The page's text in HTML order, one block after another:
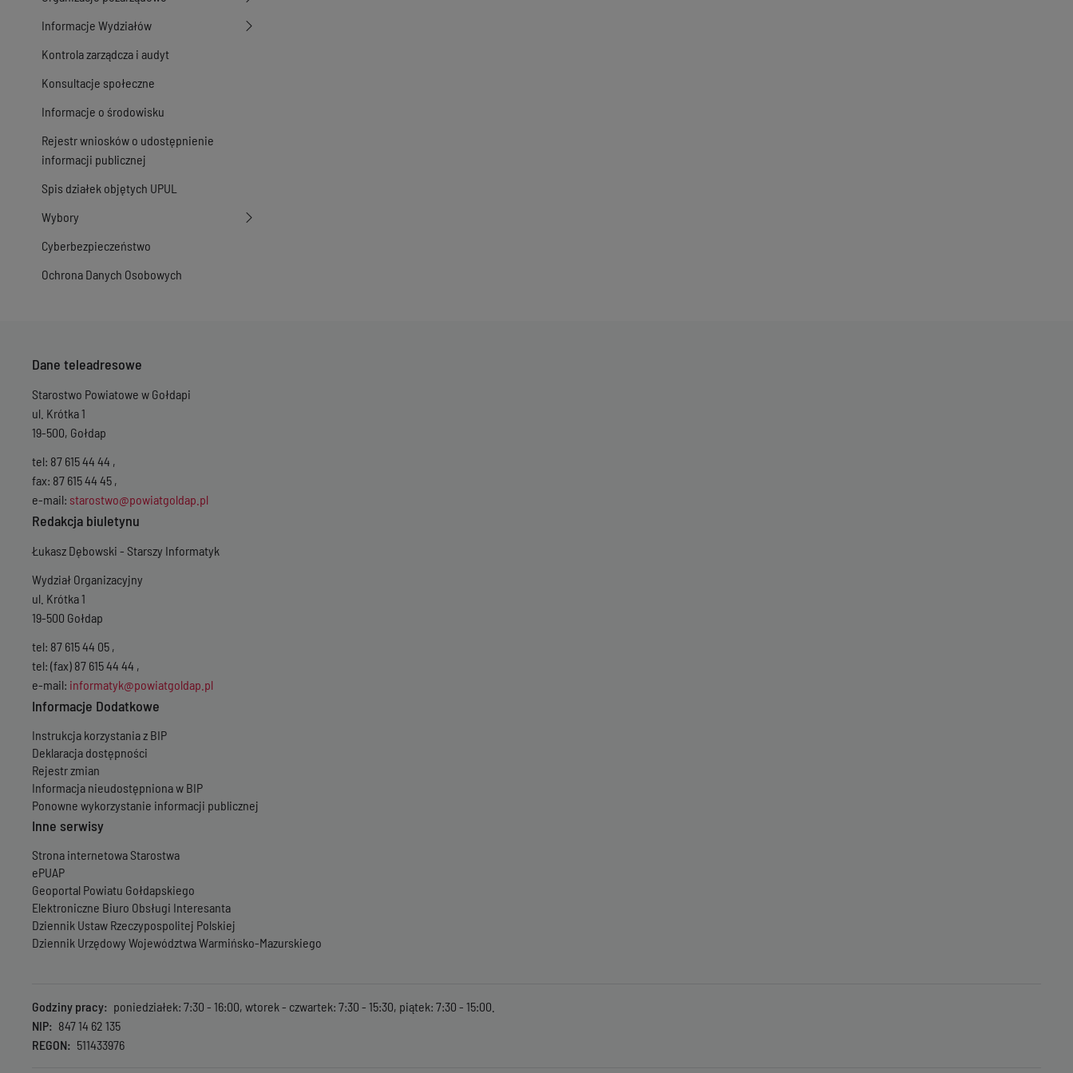
Informacje Wydziałów
Kontrola zarządcza i audyt
Konsultacje społeczne
Informacje o środowisku
Rejestr wniosków o udostępnienie
informacji publicznej
Spis działek objętych UPUL
Wybory
Cyberbezpieczeństwo
Ochrona Danych Osobowych
Dane teleadresowe
Starostwo Powiatowe w Gołdapi
ul. Krótka 1
19-500, Gołdap
tel: 87 615 44 44 ,
fax: 87 615 44 45 ,
e-mail: starostwo@powiatgoldap.pl
Redakcja biuletynu
Łukasz Dębowski - Starszy Informatyk
Wydział Organizacyjny
ul. Krótka 1
19-500 Gołdap
tel: 87 615 44 05 ,
tel: (fax) 87 615 44 44 ,
e-mail: informatyk@powiatgoldap.pl
Informacje Dodatkowe
Instrukcja korzystania z BIP
Deklaracja dostępności
Rejestr zmian
Informacja nieudostępniona w BIP
Ponowne wykorzystanie informacji publicznej
Inne serwisy
Strona internetowa Starostwa
ePUAP
Geoportal Powiatu Gołdapskiego
Elektroniczne Biuro Obsługi Interesanta
Dziennik Ustaw Rzeczypospolitej Polskiej
Dziennik Urzędowy Województwa Warmińsko-Mazurskiego
Godziny pracy
poniedziałek: 7:30 - 16:00, wtorek - czwartek: 7:30 - 15:30, piątek: 7:30 - 15:00.
NIP
847 14 62 135
REGON
511433976